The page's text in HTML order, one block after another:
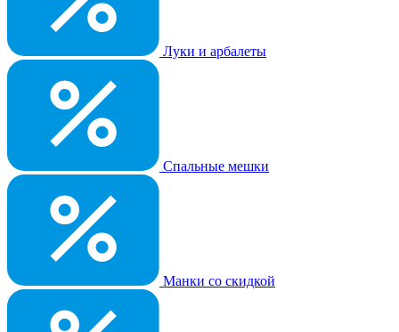
Луки и арбалеты
Спальные мешки
Манки со скидкой